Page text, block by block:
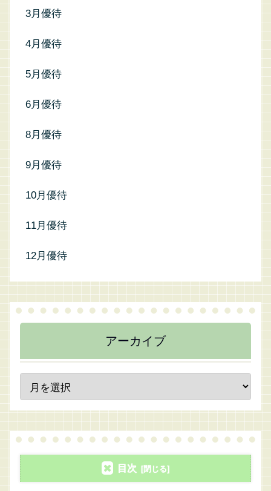
3月優待
4月優待
5月優待
6月優待
8月優待
9月優待
10月優待
11月優待
12月優待
アーカイブ
目次